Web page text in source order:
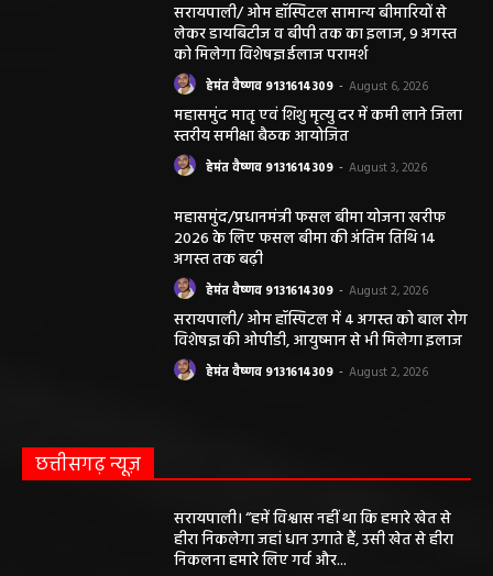
सरायपाली/ ओम हॉस्पिटल सामान्य बीमारियों से
लेकर डायबिटीज व बीपी तक का इलाज, 9 अगस्त
को मिलेगा विशेषज्ञ ईलाज परामर्श
हेमंत वैष्णव 9131614309 - August 6, 2026
महासमुंद मातृ एवं शिशु मृत्यु दर में कमी लाने जिला
स्तरीय समीक्षा बैठक आयोजित
हेमंत वैष्णव 9131614309 - August 3, 2026
महासमुंद/प्रधानमंत्री फसल बीमा योजना खरीफ
2026 के लिए फसल बीमा की अंतिम तिथि 14
अगस्त तक बढ़ी
हेमंत वैष्णव 9131614309 - August 2, 2026
सरायपाली/ ओम हॉस्पिटल में 4 अगस्त को बाल रोग
विशेषज्ञ की ओपीडी, आयुष्मान से भी मिलेगा इलाज
हेमंत वैष्णव 9131614309 - August 2, 2026
छत्तीसगढ़ न्यूज़
सरायपाली। “हमें विश्वास नहीं था कि हमारे खेत से
हीरा निकलेगा जहां धान उगाते हैं, उसी खेत से हीरा
निकलना हमारे लिए गर्व और...